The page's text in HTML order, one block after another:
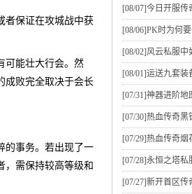
者保证在攻城战中获
可能壮大行会。然
成败完全取决于会长
的事务。若出现了一
，需保持较高等级和
[08/07]今日开服传
[08/06]PK时为何要
[08/02] 风云私服中
[08/01]运送九套装
[07/31]神器进阶地
[07/30]热血传奇黑
[07/29]热血传奇烟
[07/28]永恒之塔私
[07/27]新开首区传